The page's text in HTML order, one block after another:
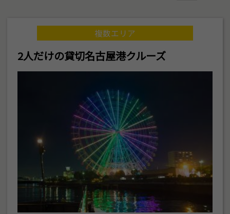
複数エリア
2人だけの貸切名古屋港クルーズ